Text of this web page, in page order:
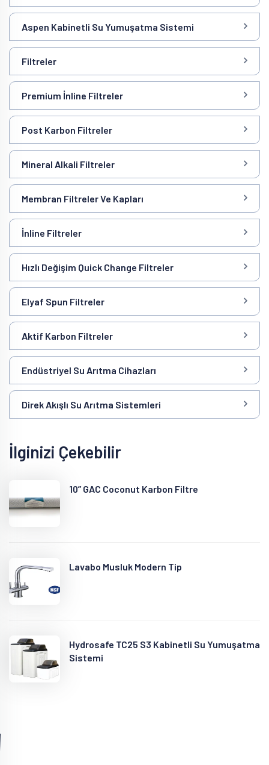
Aspen Kabinetli Su Yumuşatma Sistemi
Filtreler
Premium İnline Filtreler
Post Karbon Filtreler
Mineral Alkali Filtreler
Membran Filtreler Ve Kapları
İnline Filtreler
Hızlı Değişim Quick Change Filtreler
Elyaf Spun Filtreler
Aktif Karbon Filtreler
Endüstriyel Su Arıtma Cihazları
Direk Akışlı Su Arıtma Sistemleri
İlginizi Çekebilir
10” GAC Coconut Karbon Filtre
Lavabo Musluk Modern Tip
Hydrosafe TC25 S3 Kabinetli Su Yumuşatma
Sistemi